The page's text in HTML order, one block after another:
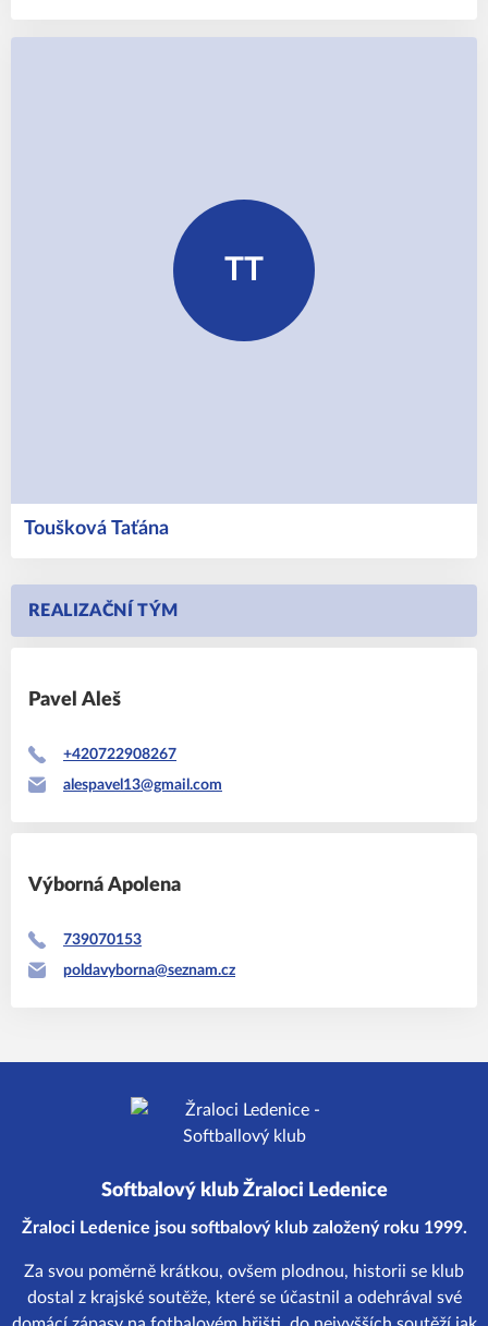
REALIZAČNÍ TÝM
Aleš
Pavel
+420722908267
alespavel13@gmail.com
Apolena
Výborná
739070153
poldavyborna@seznam.cz
TT
Taťána
Toušková
Softbalový klub Žraloci Ledenice
Žraloci Ledenice jsou softbalový klub založený roku 1999.
Za svou poměrně krátkou, ovšem plodnou, historii se klub
dostal z krajské soutěže, které se účastnil a odehrával své